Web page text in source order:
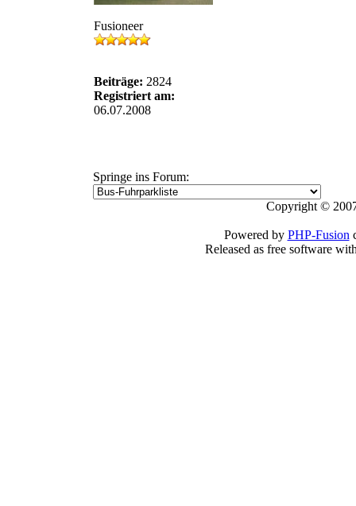
Fusioneer
Beiträge: 2824
Registriert am:
06.07.2008
Springe ins Forum:
Copyright ©
Powered by PHP-Fusion
Released as free software